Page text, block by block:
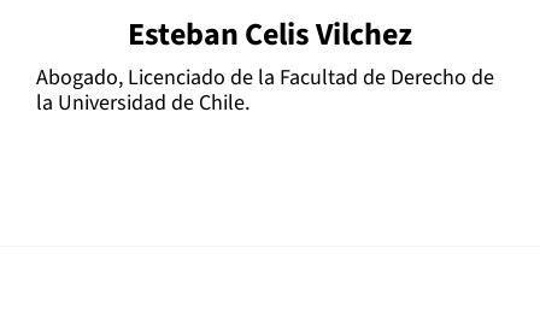
Esteban Celis Vilchez
Abogado, Licenciado de la Facultad de Derecho de
la Universidad de Chile.